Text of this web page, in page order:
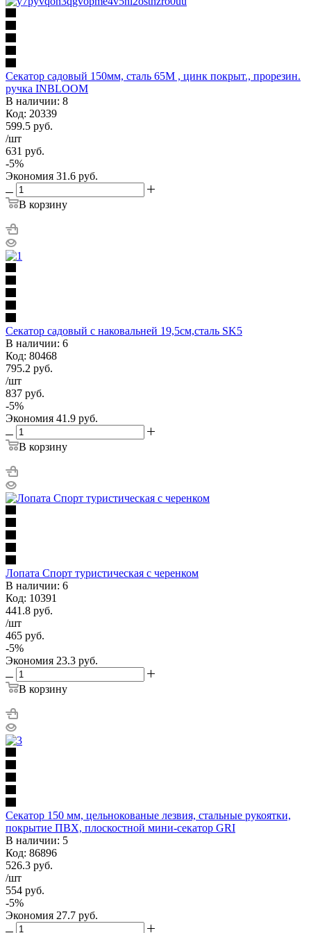
Секатор садовый 150мм, сталь 65М , цинк покрыт., прорезин.
ручка INBLOOM
В наличии: 8
Код: 20339
599.5 руб.
/шт
631 руб.
-5%
Экономия 31.6 руб.
В корзину
Секатор садовый с наковальней 19,5см,сталь SK5
В наличии: 6
Код: 80468
795.2 руб.
/шт
837 руб.
-5%
Экономия 41.9 руб.
В корзину
Лопата Спорт туристическая с черенком
В наличии: 6
Код: 10391
441.8 руб.
/шт
465 руб.
-5%
Экономия 23.3 руб.
В корзину
Секатор 150 мм, цельнокованые лезвия, стальные рукоятки,
покрытие ПВХ, плоскостной мини-секатор GRI
В наличии: 5
Код: 86896
526.3 руб.
/шт
554 руб.
-5%
Экономия 27.7 руб.